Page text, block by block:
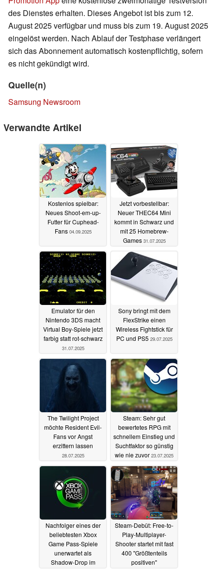
des Dienstes erhalten. Dieses Angebot ist bis zum 12.
August 2025 verfügbar und muss bis zum 19. August 2025
eingelöst werden. Nach Ablauf der Testphase verlängert
sich das Abonnement automatisch kostenpflichtig, sofern
es nicht gekündigt wird.
Quelle(n)
Samsung Newsroom
Verwandte Artikel
Kostenlos spielbar:
Neues Shoot-em-up-
Futter für Cuphead-
Fans 04.09.2025
Jetzt vorbestellbar:
Neuer THEC64 Mini
kommt in Schwarz und
mit 25 Homebrew-
Games 31.07.2025
Emulator für den
Nintendo 3DS macht
Virtual Boy-Spiele jetzt
farbig statt rot-schwarz
31.07.2025
Sony bringt mit dem
FlexStrike einen
Wireless Fightstick für
PC und PS5 29.07.2025
The Twilight Project
möchte Resident Evil-
Fans vor Angst
erzittern lassen
28.07.2025
Steam: Sehr gut
bewertetes RPG mit
schnellem Einstieg und
Suchtfaktor so günstig
wie nie zuvor 23.07.2025
Nachfolger eines der
beliebtesten Xbox
Game Pass-Spiele
unerwartet als
Shadow-Drop im
Steam-Debüt: Free-to-
Play-Multiplayer-
Shooter startet mit fast
400 "Größtenteils
positiven"